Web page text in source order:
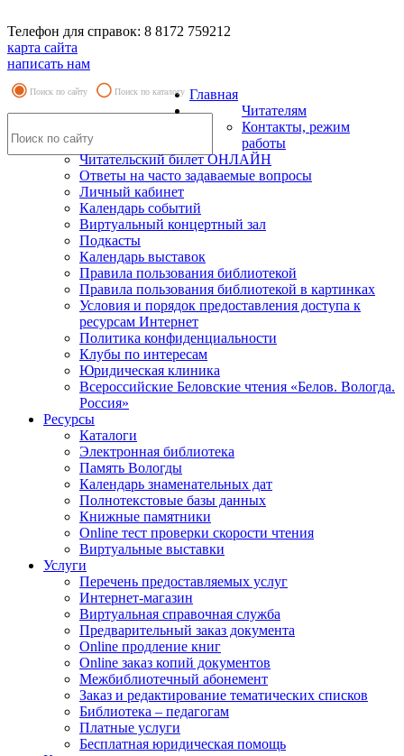
Телефон для справок: 8 8172 759212
карта сайта
написать нам
Поиск по сайту Поиск по каталогу Главная
Читателям
Контакты, режим
работы
Читательский билет ОНЛАЙН
Ответы на часто задаваемые вопросы
Личный кабинет
Календарь событий
Виртуальный концертный зал
Подкасты
Календарь выставок
Правила пользования библиотекой
Правила пользования библиотекой в картинках
Условия и порядок предоставления доступа к
ресурсам Интернет
Политика конфиденциальности
Клубы по интересам
Юридическая клиника
Всероссийские Беловские чтения «Белов. Вологда.
Россия»
Ресурсы
Каталоги
Электронная библиотека
Память Вологды
Календарь знаменательных дат
Полнотекстовые базы данных
Книжные памятники
Online тест проверки скорости чтения
Виртуальные выставки
Услуги
Перечень предоставляемых услуг
Интернет-магазин
Виртуальная справочная служба
Предварительный заказ документа
Online продление книг
Online заказ копий документов
Межбиблиотечный абонемент
Заказ и редактирование тематических списков
Библиотека – педагогам
Платные услуги
Бесплатная юридическая помощь